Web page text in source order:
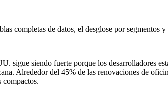
completas de datos, el desglose por segmentos
sigue siendo fuerte porque los desarrolladores
Alrededor del 45% de las renovaciones de
compactos.